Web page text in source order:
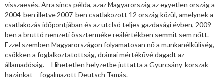
visszaesés. Arra sincs példa, azaz Magyarország az egyetlen ország a
2004-ben illetve 2007-ben csatlakozott 12 ország közül, amelynek a
csatlakozás időpontjában és az utolsó teljes gazdasági évben, 2009-
ben a bruttó nemzeti összterméke reálértékben semmit sem nőtt.
Ezzel szemben Magyarországon folyamatosan nő a munkanélküliség,
csökken a foglalkoztatottság, drámai mértékűvé dagadt az
államadóság. – Hihetetlen helyzetbe juttatta a Gyurcsány-korszak
hazánkat – fogalmazott Deutsch Tamás.